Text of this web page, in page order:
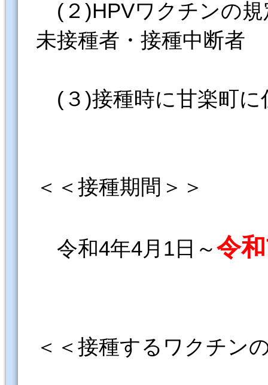
(２)HPVワクチンの規
未接種者・接種中断者
(３)接種時に甘楽町に
＜＜接種期間＞＞
令和4年4月1日～令
＜＜接種するワクチン